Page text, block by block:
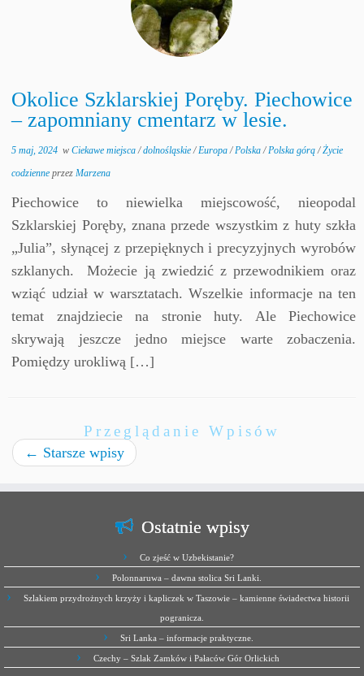
Okolice Szklarskiej Poręby. Piechowice
– zapomniany cmentarz w lesie.
5 maj, 2024 wCiekawe miejsca/dolnośląskie/Europa/Polska/Polska górą/Życie
codzienneprzezMarzena
Piechowice to niewielka miejscowość, nieopodal
Szklarskiej Poręby, znana przede wszystkim z huty szkła
„Julia”, słynącej z przepięknych i precyzyjnych wyrobów
szklanych. Możecie ją zwiedzić z przewodnikiem oraz
wziąć udział w warsztatach. Wszelkie informacje na ten
temat znajdziecie na stronie huty. Ale Piechowice
skrywają jeszcze jedno miejsce warte zobaczenia.
Pomiędzy urokliwą […]
Przeglądanie Wpisów
← Starsze wpisy
Ostatnie wpisy
Co zjeść w Uzbekistanie?
Polonnaruwa – dawna stolica Sri Lanki.
Szlakiem przydrożnych krzyży i kapliczek w Taszowie – kamienne świadectwa historii
pogranicza.
Sri Lanka – informacje praktyczne.
Czechy – Szlak Zamków i Pałaców Gór Orlickich